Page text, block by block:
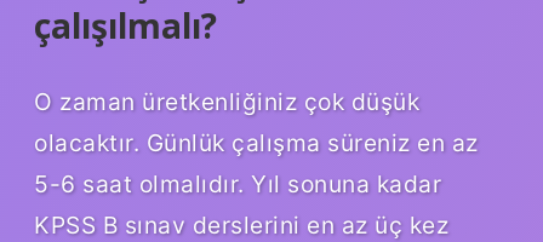
çalışılmalı?
O zaman üretkenliğiniz çok düşük
olacaktır. Günlük çalışma süreniz en az
5-6 saat olmalıdır. Yıl sonuna kadar
KPSS B sınav derslerini en az üç kez